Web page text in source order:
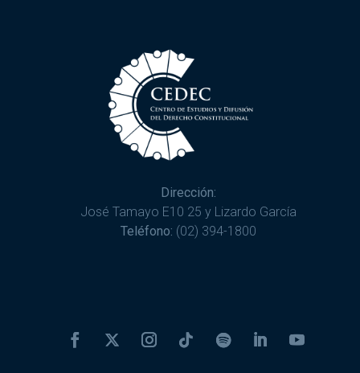
Dirección:
José Tamayo E10 25 y Lizardo García
Teléfono: (02) 394-1800